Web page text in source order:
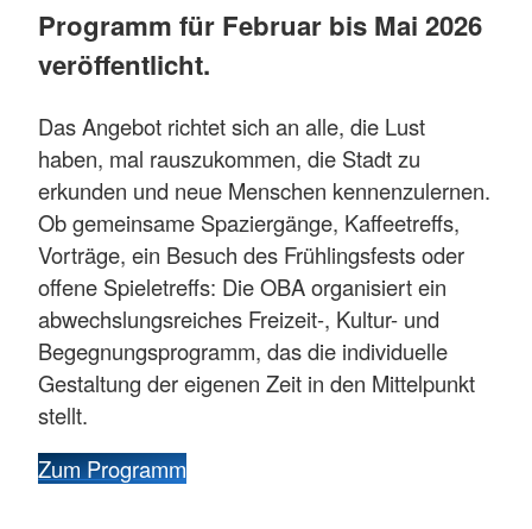
Programm für Februar bis Mai 2026
veröffentlicht.
Das Angebot richtet sich an alle, die Lust
haben, mal rauszukommen, die Stadt zu
erkunden und neue Menschen kennenzulernen.
Ob gemeinsame Spaziergänge, Kaffeetreffs,
Vorträge, ein Besuch des Frühlingsfests oder
offene Spieletreffs: Die OBA organisiert ein
abwechslungsreiches Freizeit-, Kultur- und
Begegnungsprogramm, das die individuelle
Gestaltung der eigenen Zeit in den Mittelpunkt
stellt.
Zum Programm